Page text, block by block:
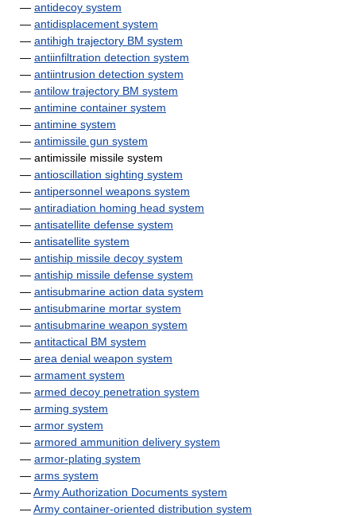
— antidecoy system
— antidisplacement system
— antihigh trajectory BM system
— antiinfiltration detection system
— antiintrusion detection system
— antilow trajectory BM system
— antimine container system
— antimine system
— antimissile gun system
— antimissile missile system
— antioscillation sighting system
— antipersonnel weapons system
— antiradiation homing head system
— antisatellite defense system
— antisatellite system
— antiship missile decoy system
— antiship missile defense system
— antisubmarine action data system
— antisubmarine mortar system
— antisubmarine weapon system
— antitactical BM system
— area denial weapon system
— armament system
— armed decoy penetration system
— arming system
— armor system
— armored ammunition delivery system
— armor-plating system
— arms system
—Army Authorization Documents system
—Army container-oriented distribution system